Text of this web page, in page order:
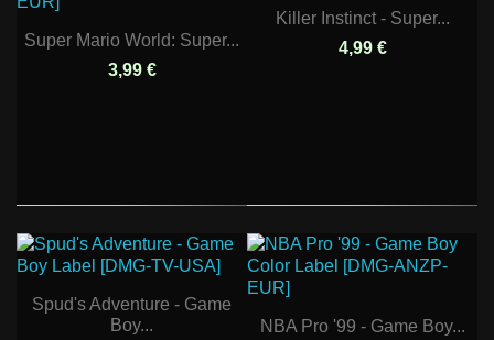
Super Mario World: Super...
3,99 €
Killer Instinct - Super...
4,99 €
Spud's Adventure - Game
Boy...
NBA Pro '99 - Game Boy...